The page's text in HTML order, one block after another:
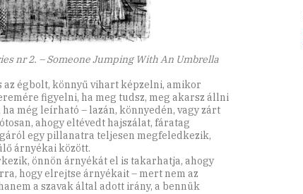
nr 2. – Someone Jumping With An Umbrella
égbolt, könnyű vihart képzelni, amikor
figyelni, ha meg tudsz, meg akarsz állni
még leírható – lazán, könnyedén, vagy zárt
ahogy eltévedt hajszálat, fáratag
egy pillanatra teljesen megfeledkezik,
árnyékai között.
önnön árnyékát el is takarhatja, ahogy
hogy elrejtse árnyékait – mert nem az
a szavak által adott irány, a bennük